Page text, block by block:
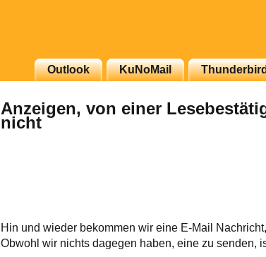
Outlook KuNoMail
Anzeigen, von einer
nicht
Hin und wieder bekommen wir eine E-Mail
Obwohl wir nichts dagegen haben, eine zu senden,